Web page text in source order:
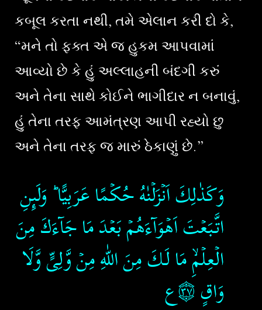
કબૂલ કરતા નથી, તમે એલાન કરી દો કે,
“મને તો ફક્ત એ જ હુકમ આપવામાં
આવ્યો છે કે હું અલ્લાહની બંદગી કરું
અને તેના સાથે કોઈને ભાગીદાર ન બનાવું,
હું તેના તરફ આમંત્રણ આપી રહ્યો છુ
અને તેના તરફ જ મારું ઠેકાણું છે.”
وَكَذٰلِكَ اَنۡزَلۡنٰهُ حُكۡمًا عَرَبِيًّا​ ؕ وَلَٮِٕنِ
اتَّبَعۡتَ اَهۡوَآءَهُمۡ بَعۡدَ مَا جَآءَكَ مِنَ
الۡعِلۡمِۙ مَا لَـكَ مِنَ اللّٰهِ مِنۡ وَّلِىٍّ وَّلَا
وَاقٍ‏۝٣٧ع